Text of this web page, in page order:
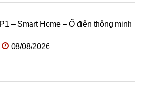
P1 – Smart Home – Ổ điện thông minh
08/08/2026